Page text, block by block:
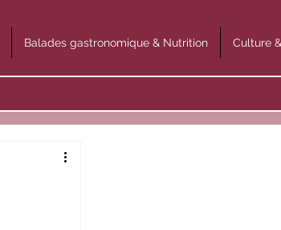
Balades gastronomique & Nutrition Culture